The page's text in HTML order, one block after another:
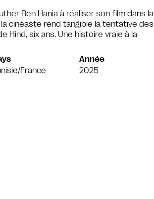
Ben Hania à réaliser son film dans la
la cinéaste rend tangible la tentative des
Hind, six ans. Une histoire vraie à la
France
Année
2025